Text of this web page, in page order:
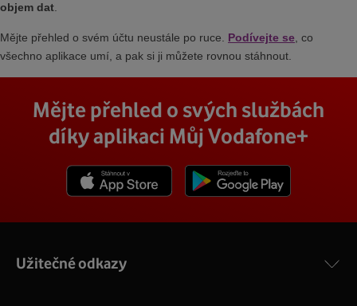
objem dat
Mějte přehled o svém účtu neustále po ruce. Podívejte se , co
všechno aplikace umí, a pak si ji můžete rovnou stáhnout.
Mějte přehled o svých službách
díky aplikaci Můj Vodafone+
Užitečné odkazy